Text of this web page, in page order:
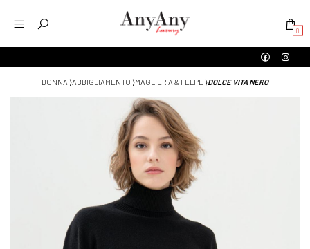
0
DONNA ⟩ABBIGLIAMENTO ⟩MAGLIERIA & FELPE ⟩DOLCE VITA NERO